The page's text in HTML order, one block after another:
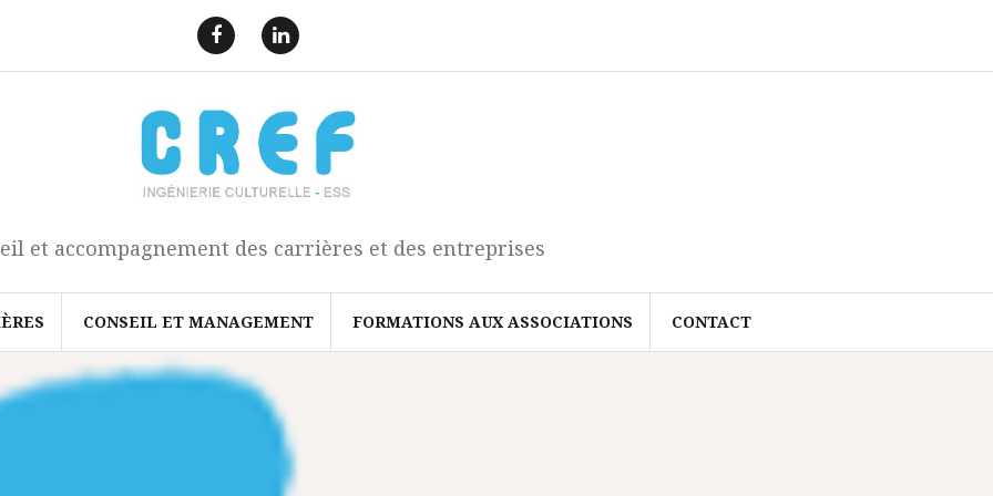
a
c
b
o
k
i
k
e
d
I
n
et accompagnement des carrières et des entreprises
CONSEIL ET MANAGEMENT FORMATIONS AUX ASSOCIATIONS CONTACT